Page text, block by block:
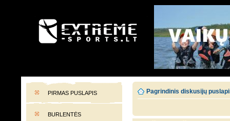
EXTREME-SPORTS.LT
PIRMAS PUSLAPIS
BURLENTĖS
Pagrindinis diskusijų